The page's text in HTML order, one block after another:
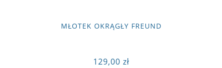
MŁOTEK OKRĄGŁY FREUND
129,00 zł